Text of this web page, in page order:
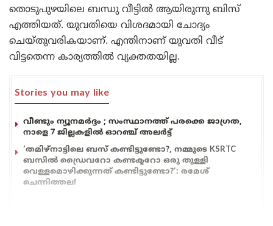
തൊടുപുഴയിലെ ബന്ധു വീട്ടിൽ ആയിരുന്നു ബിസ്
എത്തിയത്. യുവതിയെ വിശദമായി ചോദ്യം
ചെയ്തുവരികയാണ്. എന്തിനാണ് യുവതി വീട്
വിട്ടതെന്ന കാര്യത്തിൽ വ്യക്തതയില്ല.
Stories you may like
വീണ്ടും ന്യൂനമർദ്ദം ; സംസ്ഥാനത്ത് പരക്കെ ജാഗ്രത,
നാളെ 7 ജില്ലകളിൽ ഓറഞ്ച് അലർട്ട്
‘തമിഴ്‌നാട്ടിലെ ബസ് കണ്ടിട്ടുണ്ടോ?, നമ്മുടെ KSRTC
ബസിൽ ഡ്രൈവറോ കണ്ടക്ടറോ ഒരു തുള്ളി
വെള്ളമൊഴിക്കുന്നത് കണ്ടിട്ടുണ്ടോ?’: രമേശ്
ചെന്നിത്തല!